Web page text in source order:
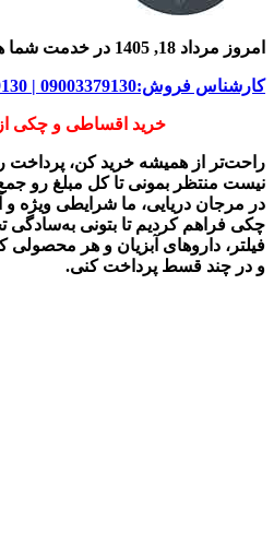
امروز مرداد 18, 1405 در خدمت شما هستیم
کارشناس فروش:09003379130 | 09023379130
خرید اقساطی و چکی
راحت‌تر از همیشه خرید کن، پرداخت رو
نیست منتظر بمونی تا کل مبلغ رو
در مرجان دریایی، ما شرایطی ویژه و
چکی فراهم کردیم تا بتونی به‌سادگی
فیلتر، داروهای آبزیان و هر محصولی
و در چند قسط پرداخت کنی.